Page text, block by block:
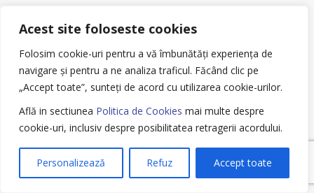
Acest site foloseste cookies
Folosim cookie-uri pentru a vă îmbunătăți experiența de
navigare și pentru a ne analiza traficul. Făcând clic pe
„Accept toate”, sunteți de acord cu utilizarea cookie-urilor.
Află in sectiunea Politica de Cookies mai multe despre
cookie-uri, inclusiv despre posibilitatea retragerii acordului.
Personalizează Refuz Accept toate